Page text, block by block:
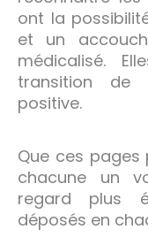
ont la
et un
médicalisé.
transition de
positive.
Que ces
chacune un
regard plus
déposés en